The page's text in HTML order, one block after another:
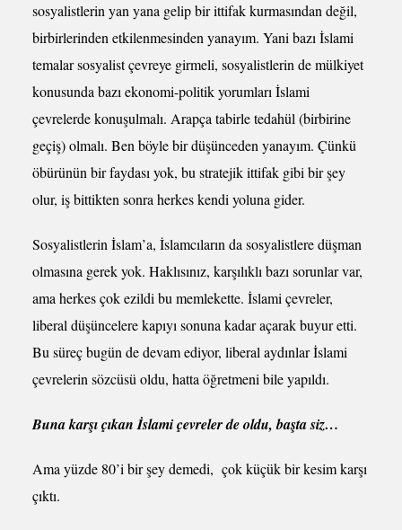
sosyalistlerin yan yana gelip bir ittifak kurmasından değil,
birbirlerinden etkilenmesinden yanayım. Yani bazı İslami
temalar sosyalist çevreye girmeli, sosyalistlerin de mülkiyet
konusunda bazı ekonomi-politik yorumları İslami
çevrelerde konuşulmalı. Arapça tabirle tedahül (birbirine
geçiş) olmalı. Ben böyle bir düşünceden yanayım. Çünkü
öbürünün bir faydası yok, bu stratejik ittifak gibi bir şey
olur, iş bittikten sonra herkes kendi yoluna gider.
Sosyalistlerin İslam’a, İslamcıların da sosyalistlere düşman
olmasına gerek yok. Haklısınız, karşılıklı bazı sorunlar var,
ama herkes çok ezildi bu memlekette. İslami çevreler,
liberal düşüncelere kapıyı sonuna kadar açarak buyur etti.
Bu süreç bugün de devam ediyor, liberal aydınlar İslami
çevrelerin sözcüsü oldu, hatta öğretmeni bile yapıldı.
Buna karşı çıkan İslami çevreler de oldu, başta siz…
Ama yüzde 80’i bir şey demedi, çok küçük bir kesim karşı
çıktı.